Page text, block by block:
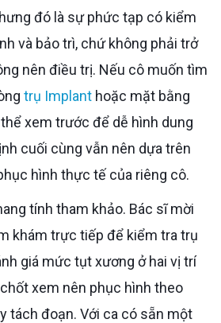
đó là sự phức tạp có kiểm
và bảo trì, chứ không phải trở
nên điều trị. Nếu cô muốn tìm
trụ Implant hoặc mặt bằng
xem trước để dễ hình dung
cuối cùng vẫn nên dựa trên
hình thực tế của riêng cô.
khám trực tiếp để kiểm tra trụ
giá mức tụt xương ở hai vị trí
xem nên phục hình theo
tách đoạn. Với ca có sẵn một